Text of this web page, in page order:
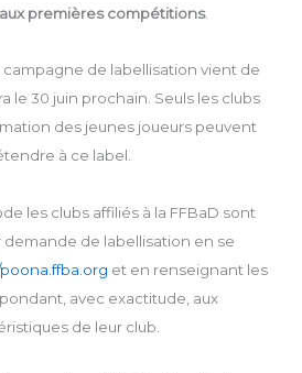
premières compétitions.
de labellisation vient de
le 30 juin prochain. Seuls les clubs
des jeunes joueurs peuvent
à ce label.
les clubs affiliés à la FFBaD sont
demande de labellisation en se
et en renseignant les
avec exactitude, aux
de leur club.